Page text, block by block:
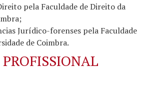
pela Faculdade de Direito da
Jurídico-forenses pela Faculdade
de Coimbra.